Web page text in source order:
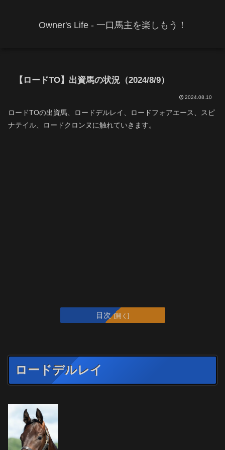
Owner's Life - 一口馬主を楽しもう！
【ロードTO】出資馬の状況（2024/8/9）
2024.08.10
ロードTOの出資馬、ロードデルレイ、ロードフォアエース、スピ
ナテイル、ロードクロンヌに触れていきます。
目次
ロードデルレイ